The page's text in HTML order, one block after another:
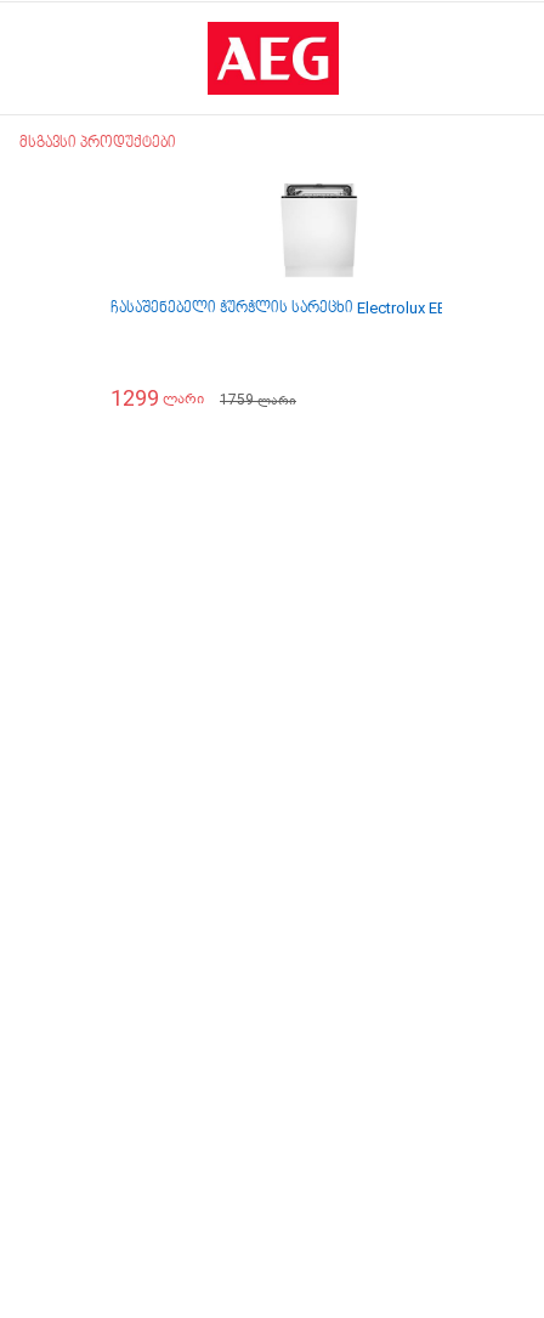
მსგავსი პროდუქტები
ჩასაშენებელი ჭურჭლის სარეცხი Electrolux EES47320L
1299 ლარი 1759ლარი